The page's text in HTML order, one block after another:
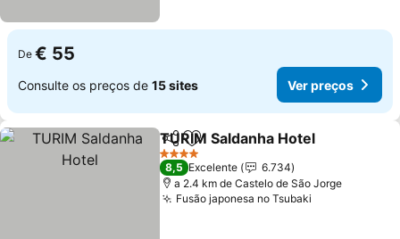
De € 55
Consulte os preços de 15 sites Ver preços
PartilharAdicionar aos favoritos
TURIM Saldanha Hotel
4 Estrelas
8,5 Excelente
6.734
a 2.4 km de Castelo de São Jorge
Fusão japonesa no Tsubaki